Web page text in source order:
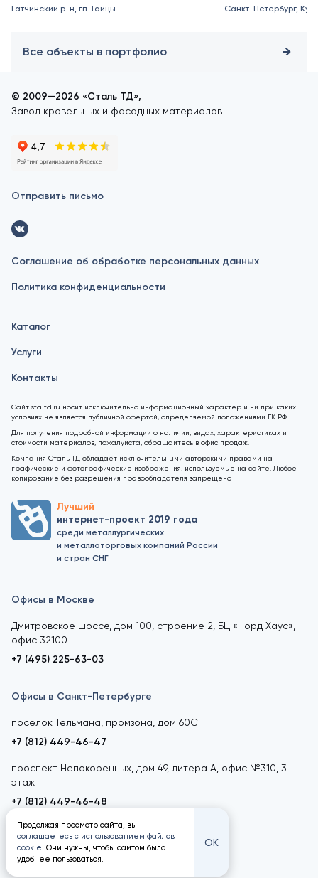
Гатчинский р-н, гп Тайцы Санкт-Петербург,
Все объекты в портфолио
© 2009—2026 «Сталь ТД»,
Завод кровельных и фасадных материалов
Отправить письмо
Соглашение об обработке персональных данных
Политика конфиденциальности
Каталог
Услуги
Контакты
Сайт staltd.ru носит исключительно информационный характер и ни при каких
условиях не является публичной офертой, определяемой положениями ГК РФ.
Для получения подробной информации о наличии, видах, характеристиках и
стоимости материалов, пожалуйста, обращайтесь в офис продаж.
Компания Сталь ТД обладает исключительными авторскими правами на
графические и фотографические изображения, используемые на сайте. Любое
копирование без разрешения правообладателя запрещено
Лучший
интернет-проект 2019 года
среди металлургических
и металлоторговых компаний России
и стран СНГ
Офисы в Москве
Дмитровское шоссе, дом 100, строение 2, БЦ «Норд Хаус»,
офис 32100
+7 (495) 225-63-03
Офисы в Санкт-Петербурге
поселок Тельмана, промзона, дом 60С
+7 (812) 449-46-47
проспект Непокоренных, дом 49, литера А, офис №310, 3
этаж
+7 (812) 449-46-48
Продолжая просмотр сайта, вы
соглашаетесь с использованием файлов
cookie. Они нужны, чтобы сайтом было
удобнее пользоваться.
ОК